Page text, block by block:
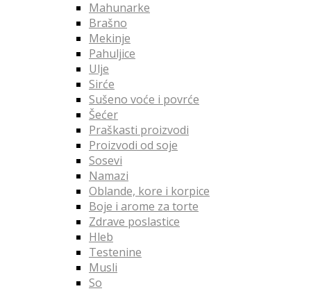
Mahunarke
Brašno
Mekinje
Pahuljice
Ulje
Sirće
Sušeno voće i povrće
Šećer
Praškasti proizvodi
Proizvodi od soje
Sosevi
Namazi
Oblande, kore i korpice
Boje i arome za torte
Zdrave poslastice
Hleb
Testenine
Musli
So